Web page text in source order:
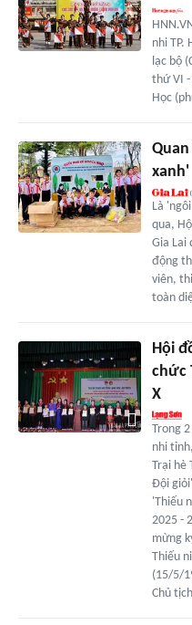
nhi TP.
lạc bộ
thứ VI -
Học
xanh'
Là
qua,
Gia Lai
động
viên,
toàn
Hội
chức
X
Trong
nhi
Trại hè
Đội
'Thiếu
2025 -
mừng
Thiếu
(15/5/
Chủ